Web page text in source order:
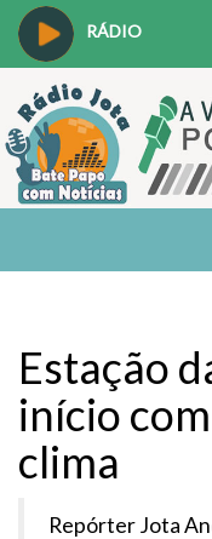
RÁDIO
Estação
início
clima
Repórter Jota